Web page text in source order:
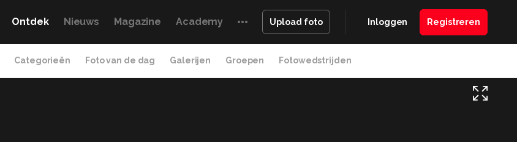
Ontdek Nieuws Magazine Academy Upload foto Inloggen Registreren
Categorieën Foto van de dag Galerijen Groepen Fotowedstrijden